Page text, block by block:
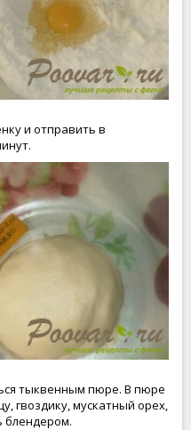
и отправить в
тыквенным пюре. В пюре
гвоздику, мускатный орех,